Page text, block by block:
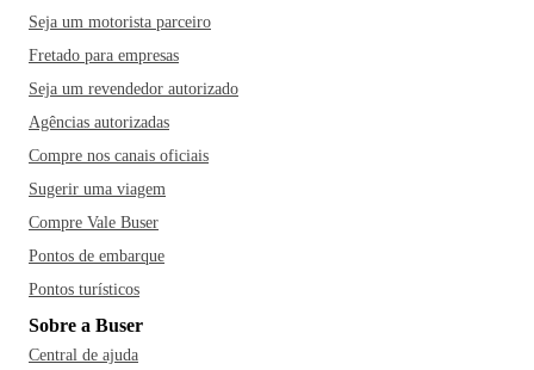
Seja um motorista parceiro
Fretado para empresas
Seja um revendedor autorizado
Agências autorizadas
Compre nos canais oficiais
Sugerir uma viagem
Compre Vale Buser
Pontos de embarque
Pontos turísticos
Sobre a Buser
Central de ajuda